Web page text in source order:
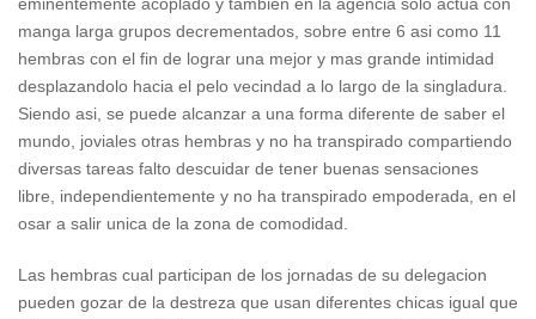
manga larga grupos decrementados, sobre entre 6 asi­ como 11
hembras con el fin de lograr una mejor y mas grande intimidad
desplazandolo hacia el pelo vecindad a lo largo de la singladura.
Siendo asi­, se puede alcanzar a una forma diferente de saber el
mundo, joviales otras hembras y no ha transpirado compartiendo
diversas tareas falto descuidar de tener buenas sensaciones
libre, independientemente y no ha transpirado empoderada, en el
osar a salir unica de la zona de comodidad.
Las hembras cual participan de los jornadas de su delegacion
pueden gozar de la destreza que usan diferentes chicas igual que